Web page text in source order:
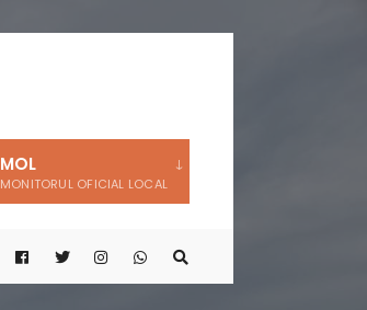
MOL
MONITORUL OFICIAL LOCAL